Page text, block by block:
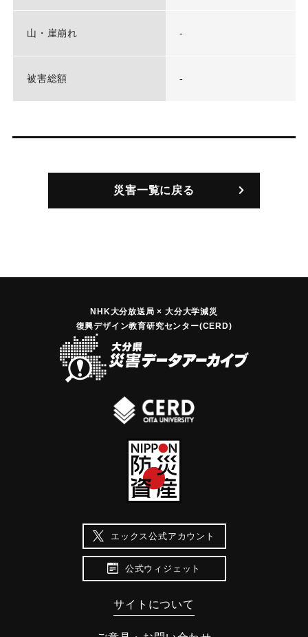
山・崖崩れ -
被害総額 -
災害一覧に戻る
NHK大分放送局 × 大分大学減災
復興デザイン教育研究センター(CERD)
エックス公式アカウント
公式ウィジェット
サイトについて